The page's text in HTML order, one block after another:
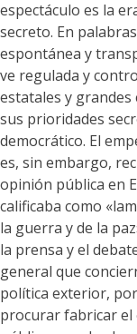
espectáculo es la
secreto. En
espontánea y
ve regulada y
estatales y grandes
sus prioridades
democrático. El
es, sin embargo,
opinión pública en
calificaba como
la guerra y de la
la prensa y el
general que
política exterior,
procurar fabricar el